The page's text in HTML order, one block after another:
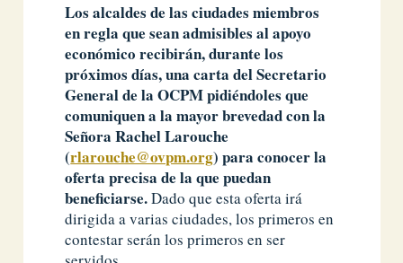
Los alcaldes de las ciudades miembros
en regla que sean admisibles al apoyo
económico recibirán, durante los
próximos días, una carta del Secretario
General de la OCPM pidiéndoles que
comuniquen a la mayor brevedad con la
Señora Rachel Larouche
(rlarouche@ovpm.org) para conocer la
oferta precisa de la que puedan
beneficiarse.Dado que esta oferta irá
dirigida a varias ciudades, los primeros en
contestar serán los primeros en ser